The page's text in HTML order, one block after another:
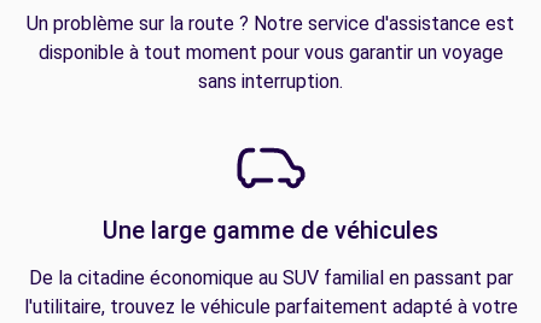
Un problème sur la route ? Notre service d'assistance est
disponible à tout moment pour vous garantir un voyage
sans interruption.
Une large gamme de véhicules
De la citadine économique au SUV familial en passant par
l'utilitaire, trouvez le véhicule parfaitement adapté à votre